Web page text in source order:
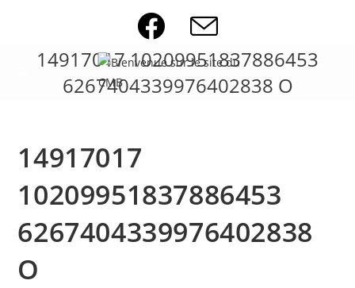
14917017 10209951837886453
6267404339976402838 O
14917017
10209951837886453
6267404339976402838
O